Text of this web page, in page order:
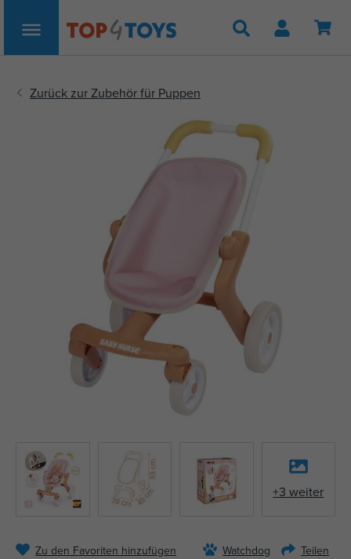
Suche
+3 weiter
Zu den Favoriten hinzufügen Watchdog Teilen